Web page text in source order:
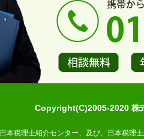
Copyright(C)2005-2020 株
日本税理士紹介センター、及び、日本税理